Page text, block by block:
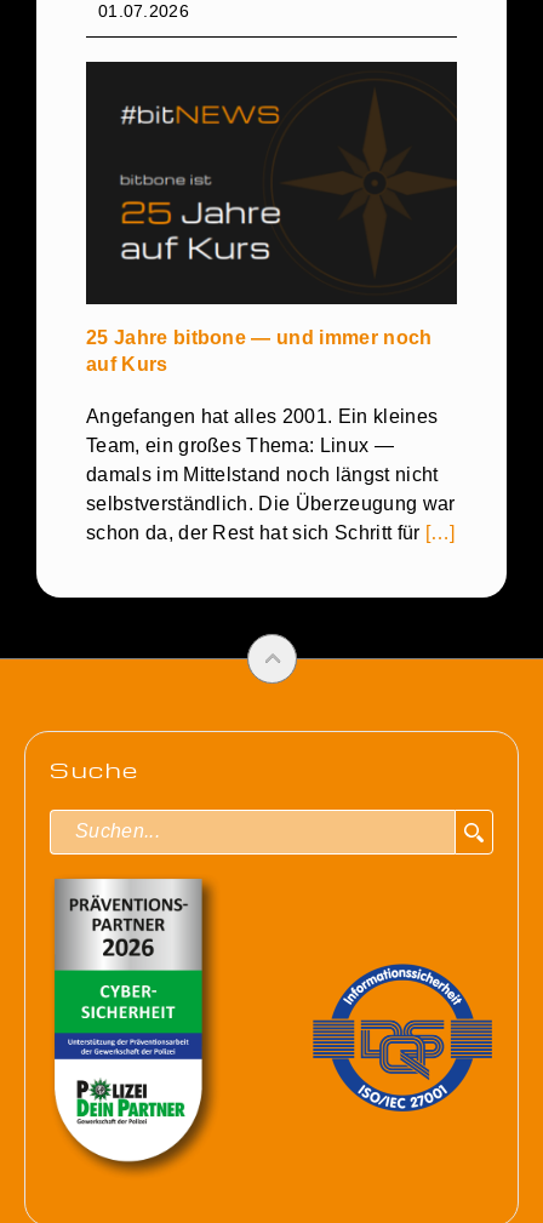
01.07.2026
25 Jahre bitbone — und immer noch
auf Kurs
Angefangen hat alles 2001. Ein kleines
Team, ein großes Thema: Linux —
damals im Mittelstand noch längst nicht
selbstverständlich. Die Überzeugung war
schon da, der Rest hat sich Schritt für […]
Suche